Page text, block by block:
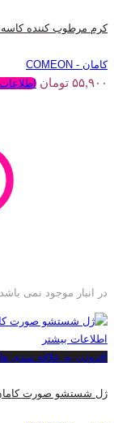
کرم مرطوب کننده کاسه ای
کامان - COMEON
۵۵,۹۰۰ تومان
در انبار موجود نمی باشد
اطلاعات بیشتر
افزودن به علاقه مندی ها
ژل شستشو صورت کامان